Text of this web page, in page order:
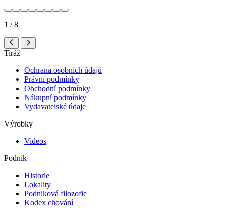
1 / 8
Tiráž
Ochrana osobních údajů
Právní podmínky
Obchodní podmínky
Nákupní podmínky
Vydavatelské údaje
Výrobky
Videos
Podnik
Historie
Lokality
Podniková filozofie
Kodex chování